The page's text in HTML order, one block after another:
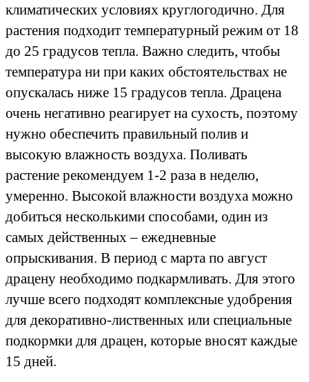
климатических условиях круглогодично. Для
растения подходит температурный режим от 18
до 25 градусов тепла. Важно следить, чтобы
температура ни при каких обстоятельствах не
опускалась ниже 15 градусов тепла. Драцена
очень негативно реагирует на сухость, поэтому
нужно обеспечить правильный полив и
высокую влажность воздуха. Поливать
растение рекомендуем 1-2 раза в неделю,
умеренно. Высокой влажности воздуха можно
добиться несколькими способами, один из
самых действенных – ежедневные
опрыскивания. В период с марта по август
драцену необходимо подкармливать. Для этого
лучше всего подходят комплексные удобрения
для декоративно-лиственных или специальные
подкормки для драцен, которые вносят каждые
15 дней.